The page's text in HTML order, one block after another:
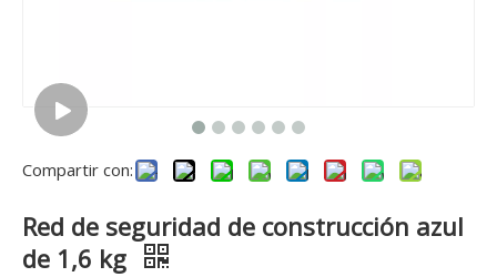
Compartir con:
Red de seguridad de construcción azul
de 1,6 kg